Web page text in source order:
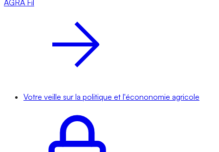
AGRA Fil
Votre veille sur la politique et l'écononomie agricole